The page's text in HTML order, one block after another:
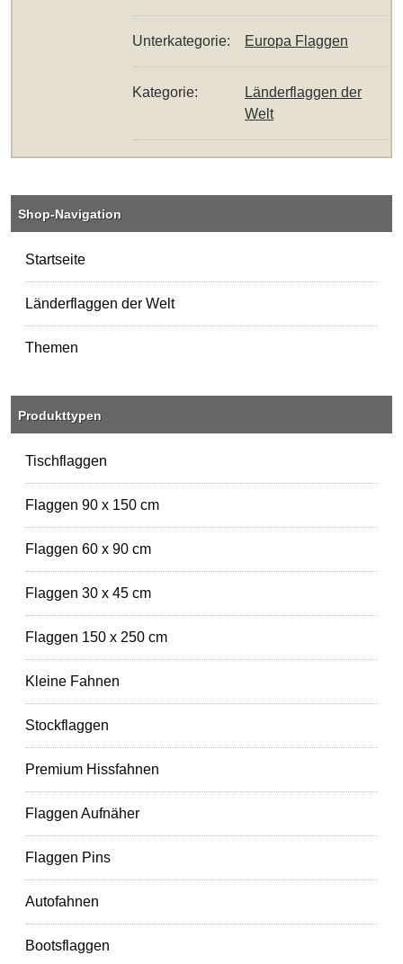
Unterkategorie: Europa Flaggen
Kategorie:
Länderflaggen der
Welt
Shop-Navigation
Startseite
Länderflaggen der Welt
Themen
Produkttypen
Tischflaggen
Flaggen 90 x 150 cm
Flaggen 60 x 90 cm
Flaggen 30 x 45 cm
Flaggen 150 x 250 cm
Kleine Fahnen
Stockflaggen
Premium Hissfahnen
Flaggen Aufnäher
Flaggen Pins
Autofahnen
Bootsflaggen